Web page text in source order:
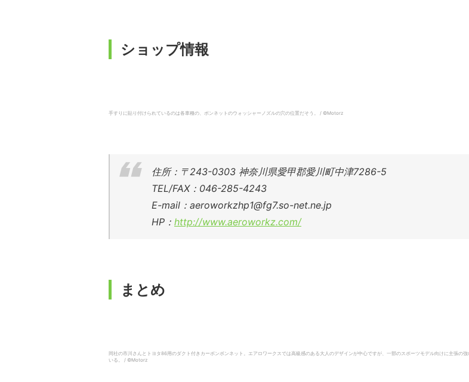
ショップ情報
手すりに貼り付けられているのは各車種の、ボンネットのウォッシャーノズルの穴の位置だそう。 / ©︎Motorz
住所：〒243-0303 神奈川県愛甲郡愛川町中津7286-5
TEL/FAX：046-285-4243
E-mail：aeroworkzhp1@fg7.so-net.ne.jp
HP： http://www.aeroworkz.com/
まとめ
同社の市川さんとトヨタ86用のダクト付きカーボンボンネット。エアロワークスでは高級感のある大人のデザインが中心ですが、一部のスポーツモデル向けに主張の強
いる。 / ©︎Motorz